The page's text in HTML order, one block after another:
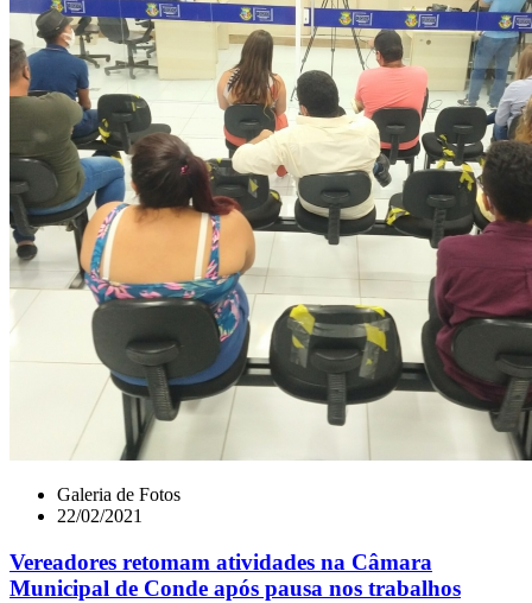
Galeria de Fotos
22/02/2021
Vereadores retomam atividades na Câmara
Municipal de Conde após pausa nos trabalhos